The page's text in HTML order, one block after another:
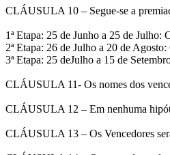
CLÁUSULA 10 – Segue-se a
1ª Etapa: 25 de Junho a 25 de
2ª Etapa: 26 de Julho a 20 de
3ª Etapa: 25 deJulho a 15 de
CLÁUSULA 11- Os nomes dos
CLÁUSULA 12 – Em nenhuma
CLÁUSULA 13 – Os Vencedores